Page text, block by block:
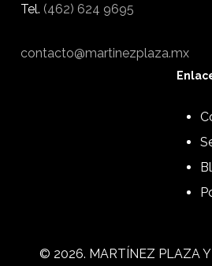
Tel. (462) 624 9695
contacto@martinezplaza.mx
© 2026. MARTÍNEZ PLAZA